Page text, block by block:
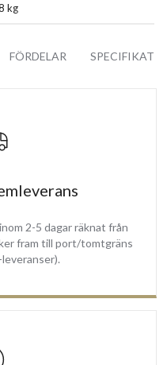
kg
FÖRDELAR
2-5 dagar räknat från
fram till port/tomtgräns